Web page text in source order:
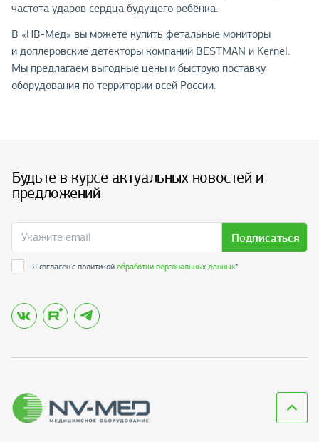
частота ударов сердца будущего ребёнка.
В «НВ-Мед» вы можете купить фетальные мониторы
и доплеровские детекторы компаний BESTMAN и Kernel.
Мы предлагаем выгодные цены и быструю поставку
оборудования по территории всей России.
Будьте в курсе актуальных новостей и
предложений
Подписаться
Я согласен с политикойобработки персональных данных*